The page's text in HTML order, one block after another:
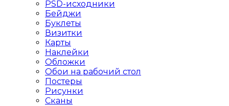
PSD-исходники
Бейджи
Буклеты
Визитки
Карты
Наклейки
Обложки
Обои на рабочий стол
Постеры
Рисунки
Сканы